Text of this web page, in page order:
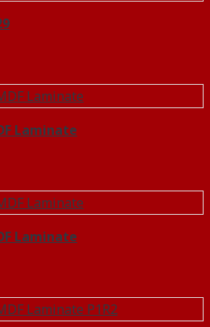
Laminate
Laminate